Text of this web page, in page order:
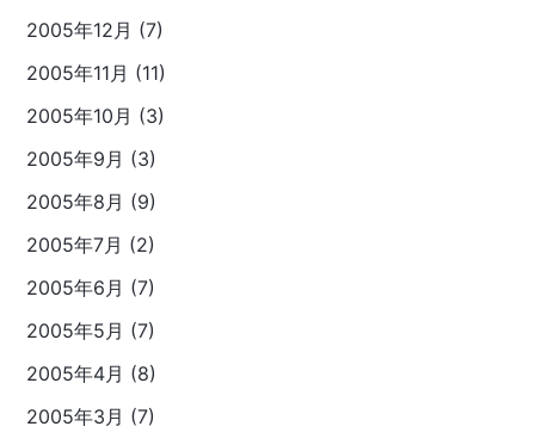
2005年12月 (7)
2005年11月 (11)
2005年10月 (3)
2005年9月 (3)
2005年8月 (9)
2005年7月 (2)
2005年6月 (7)
2005年5月 (7)
2005年4月 (8)
2005年3月 (7)